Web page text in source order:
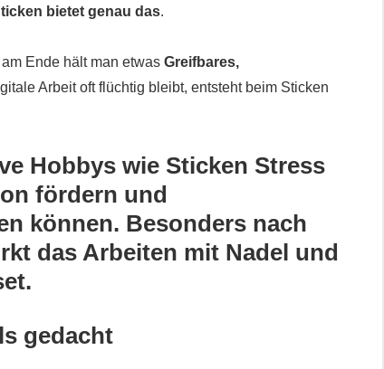
bietet genau das.
Ende hält man etwas Greifbares,
Arbeit oft flüchtig bleibt, entsteht beim Sticken
Hobbys wie Sticken Stress
fördern und
können. Besonders nach
das Arbeiten mit Nadel und
.
gedacht